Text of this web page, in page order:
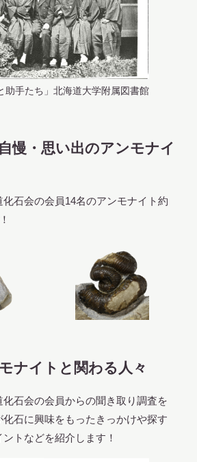
助手たち」北海道大学附属図書館
慢・思い出のアンモナイ
石会の会員14名のアンモナイト約
ナイトと関わる人々
化石会の会員からの聞き取り調査を
化石に興味をもったきっかけや探す
トなどを紹介します！